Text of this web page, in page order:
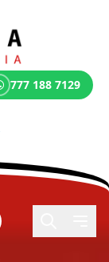
777 188 7129